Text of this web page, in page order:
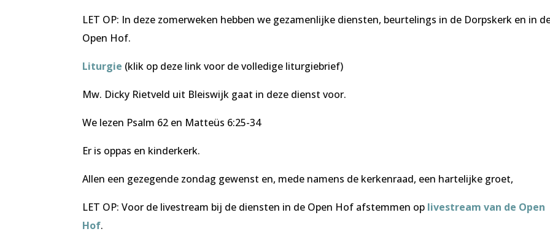
LET OP: In deze zomerweken hebben we gezamenlijke diensten, beurtelings in de Dorpskerk en in
Open Hof.
Liturgie (klik op deze link voor de volledige liturgiebrief)
Mw. Dicky Rietveld uit Bleiswijk gaat in deze dienst voor.
We lezen Psalm 62 en Matteüs 6:25-34
Er is oppas en kinderkerk.
Allen een gezegende zondag gewenst en, mede namens de kerkenraad, een hartelijke groet,
LET OP: Voor de livestream bij de diensten in de Open Hof afstemmen op livestream van de Open
Hof.